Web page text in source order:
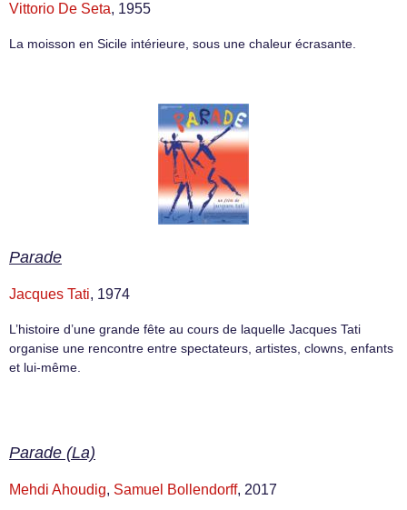
Vittorio De Seta, 1955
La moisson en Sicile intérieure, sous une chaleur écrasante.
Parade
Jacques Tati, 1974
L’histoire d’une grande fête au cours de laquelle Jacques Tati
organise une rencontre entre spectateurs, artistes, clowns, enfants
et lui-même.
Parade (La)
Mehdi Ahoudig, Samuel Bollendorff, 2017